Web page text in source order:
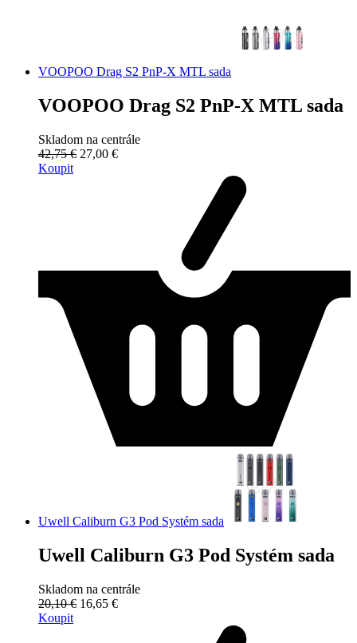
VOOPOO Drag S2 PnP-X MTL sada
VOOPOO Drag S2 PnP-X MTL sada
Skladom na centrále
42,75 € 27,00 €
Koupit
Uwell Caliburn G3 Pod Systém sada
Uwell Caliburn G3 Pod Systém sada
Skladom na centrále
20,10 € 16,65 €
Koupit